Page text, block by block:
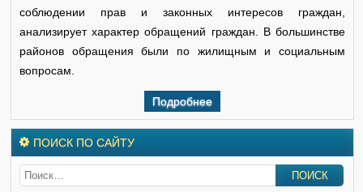
соблюдении прав и законных интересов граждан,
анализирует характер обращений граждан. В большинстве
районов обращения были по жилищным и социальным
вопросам.
Подробнее
ПОИСК ПО САЙТУ